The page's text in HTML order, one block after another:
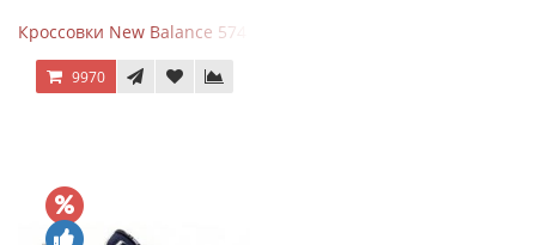
Кроссовки New Balance 574 Power Beige Pink
9970